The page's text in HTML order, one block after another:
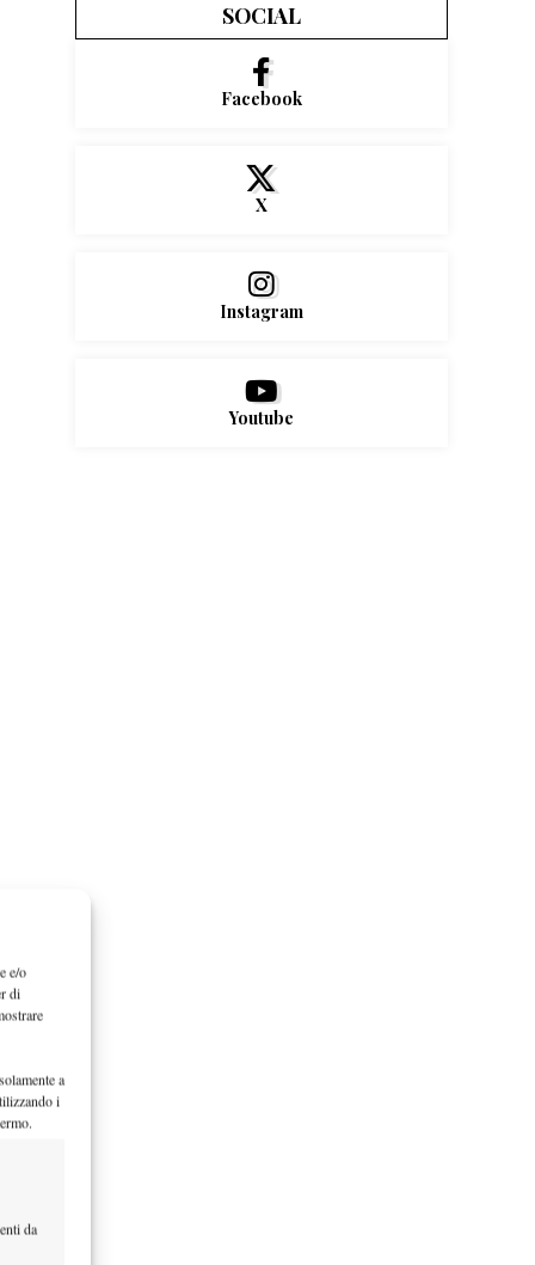
e/o
di
a
i
da
SOCIAL
Facebook
X
Instagram
Youtube